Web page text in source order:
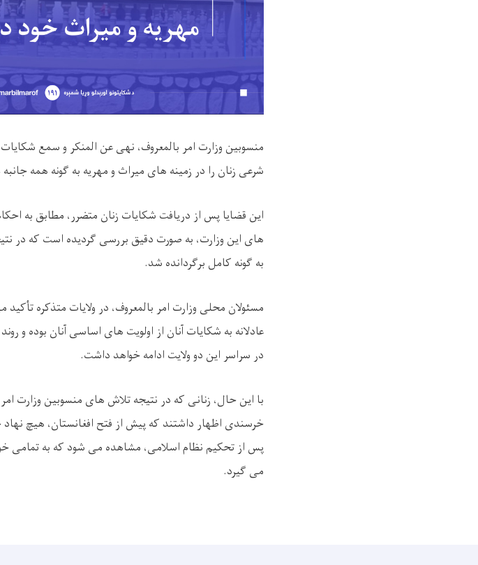
منسوبین وزارت امر بالمعروف، نهی عن المنکر و سمع شکایات
شرعی زنان را در زمینه ‌های میراث و مهریه به ‌گونه همه‌
این قضایا پس از دریافت شکایات زنان متضرر، مطابق به
های این وزارت، به‌ صورت دقیق بررسی گردیده است که در
به ‌گونه کامل برگردانده شد.
مسئولان محلی وزارت امر بالمعروف، در ولایات متذکره
عادلانه به شکایات آنان از اولویت ‌های اساسی آنان بوده و
در سراسر این دو ولایت ادامه خواهد داشت.
با این حال، زنانی که در نتیجه تلاش ‌های منسوبین وزارت
خرسندی اظهار داشتند که پیش از فتح افغانستان، هیچ
پس از تحکیم نظام اسلامی، مشاهده می ‌شود که به تمامی
می ‌گیرد.